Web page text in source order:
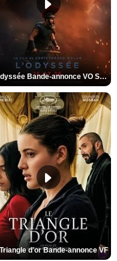
L'Odyssée Bande-annonce VO STFR
d'or Bande-annonce VF